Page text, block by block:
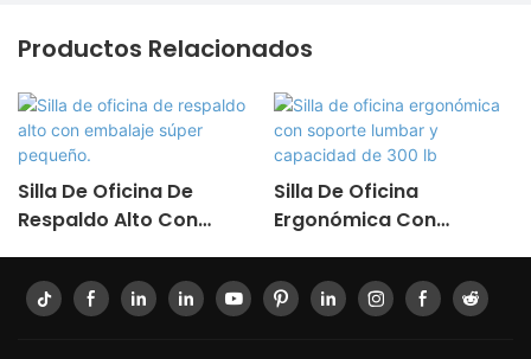
Productos Relacionados
Silla De Oficina De
Respaldo Alto Con
Pequeño.
Silla De Oficina
Ergonómica Con
Capacidad De 300 Lb